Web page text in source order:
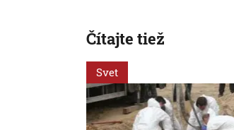
Čítajte tiež
Svet